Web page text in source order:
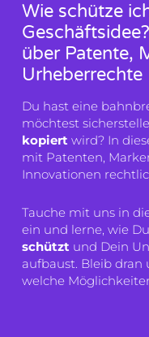
Wie schütze
über Patente,
Urheberrechte
Du hast eine
möchtest
kopiert wird? In
mit Patenten,
Innovationen
Tauche mit uns in
ein und lerne, wie
schützt und Dein
aufbaust. Bleib dran
welche